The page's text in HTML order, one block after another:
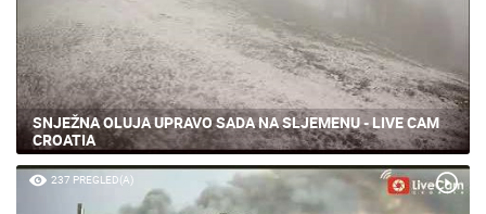
SNJEŽNA OLUJA UPRAVO SADA NA SLJEMENU - LIVE CAM
CROATIA
237 PREGLED(A)